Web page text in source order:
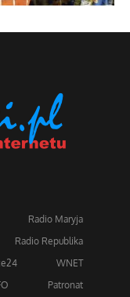
Radio Maryja
Radio Republika
WNET
Patronat